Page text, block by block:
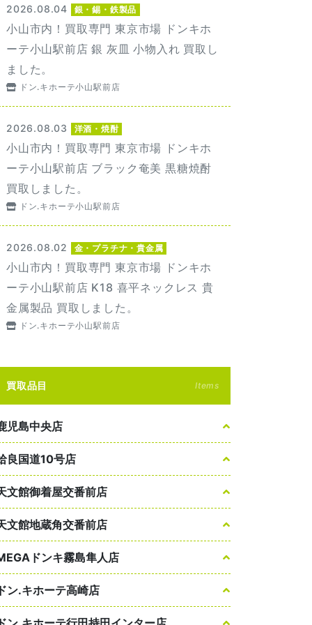
2026.08.04 銀・錫・鉄製品
小山市内！買取専門 東京市場 ドンキホ
ーテ小山駅前店 銀 灰皿 小物入れ 買取し
ました。
ドン.キホーテ小山駅前店
2026.08.03 洋酒・焼酎
小山市内！買取専門 東京市場 ドンキホ
ーテ小山駅前店 ブラック奄美 黒糖焼酎
買取しました。
ドン.キホーテ小山駅前店
2026.08.02 金・プラチナ・貴金属
小山市内！買取専門 東京市場 ドンキホ
ーテ小山駅前店 K18 喜平ネックレス 貴
金属製品 買取しました。
ドン.キホーテ小山駅前店
買取品目 Items
児島中央店
良国道10号店
文館御着屋交番前店
文館地蔵角交番前店
ドンキ霧島隼人店
ン.キホーテ高崎店